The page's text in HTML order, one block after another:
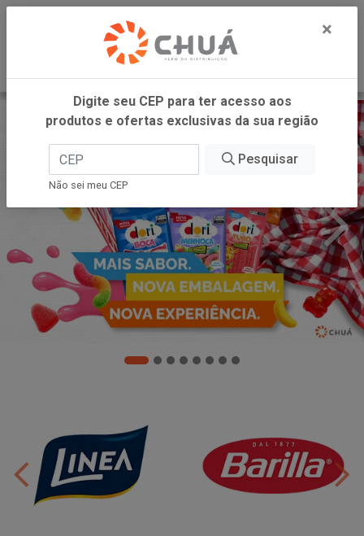
×
Digite seu CEP para ter acesso aos
produtos e ofertas exclusivas da sua região
Pesquisar
Não sei meu CEP